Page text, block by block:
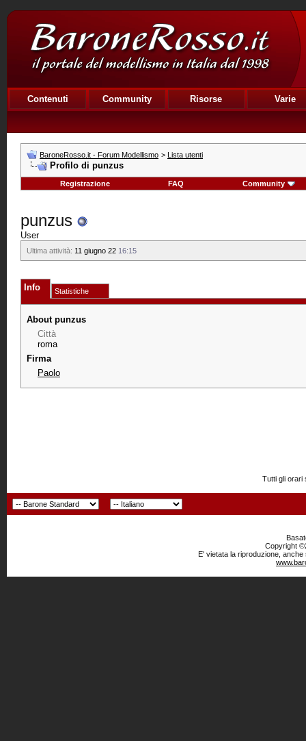
Contenuti Community Risorse Varie
BaroneRosso.it - Forum Modellismo > Lista utenti
Profilo di punzus
Registrazione FAQ Community
punzus
User
Ultima attività: 11 giugno 22 16:15
Info Statistiche
About punzus
Città
roma
Firma
Paolo
Tutti gli orari
Copyright
E' vietata la riproduzione,